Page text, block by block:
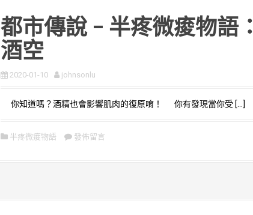
都市傳說 – 半疼微痠物語：
酒空
2020-01-10 johnsonlu
你知道嗎？酒精也會影響肌肉的復原唷！ 你有發現當你受 […]
半疼微痠物語 發佈留言